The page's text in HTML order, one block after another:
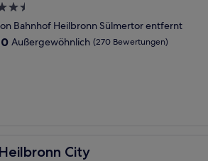
Bahnhof Heilbronn Sülmertor entfernt
Außergewöhnlich (270 Bewertungen)
City
City